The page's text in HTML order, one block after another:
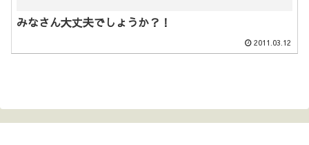
みなさん大丈夫でしょうか？！
2011.03.12